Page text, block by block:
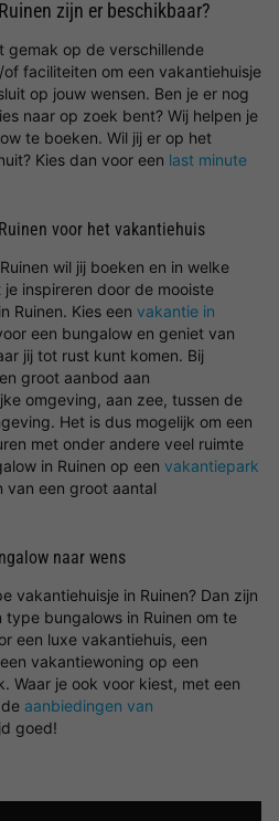
zijn er beschikbaar?
gemak op de verschillende
faciliteiten om een vakantiehuisje
op jouw wensen. Ben je er nog
naar op zoek bent? Wij helpen je
te boeken. Wil jij er op het
Kies dan voor een last minute
voor het vakantiehuis
wil jij boeken en in welke
inspireren door de mooiste
Ruinen. Kies een vakantie in
een bungalow en geniet van
jij tot rust kunt komen. Bij
groot aanbod aan
omgeving, aan zee, tussen de
Het is dus mogelijk om een
met onder andere veel ruimte
in Ruinen op een vakantiepark
van een groot aantal
naar wens
vakantiehuisje in Ruinen? Dan zijn
bungalows in Ruinen om te
een luxe vakantiehuis, een
vakantiewoning op een
Waar je ook voor kiest, met een
aanbiedingen van
goed!